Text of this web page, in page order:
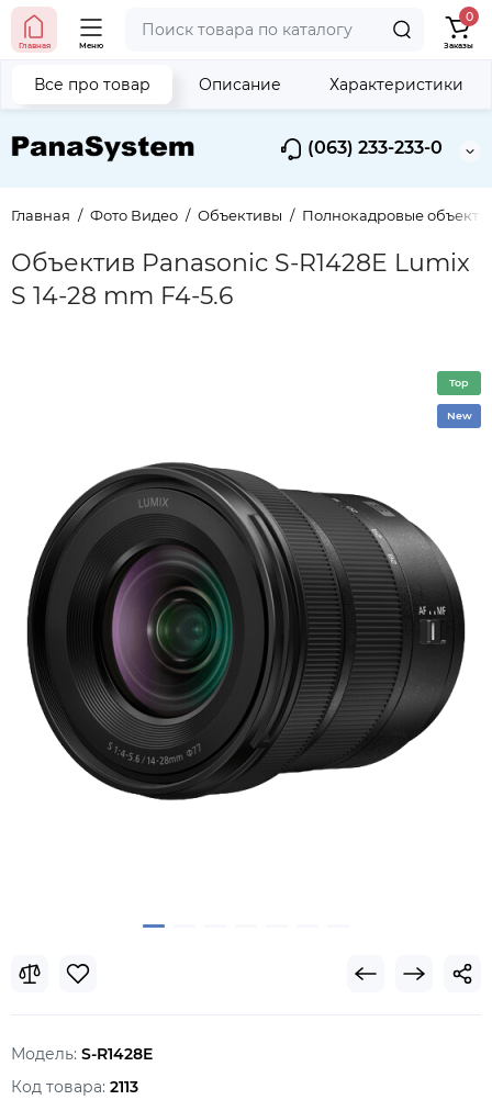
(063) 233-233-0
Главная Меню
0
Заказы
Главная Фото Видео Объективы Полнокадровые
Объектив Panasonic S-R1428E Lumix
S 14-28 mm F4-5.6
Все про товар Описание Характеристики
Top
New
Модель: S-R1428E
Код товара: 2113